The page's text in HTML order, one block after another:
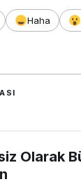
Haha
Olarak